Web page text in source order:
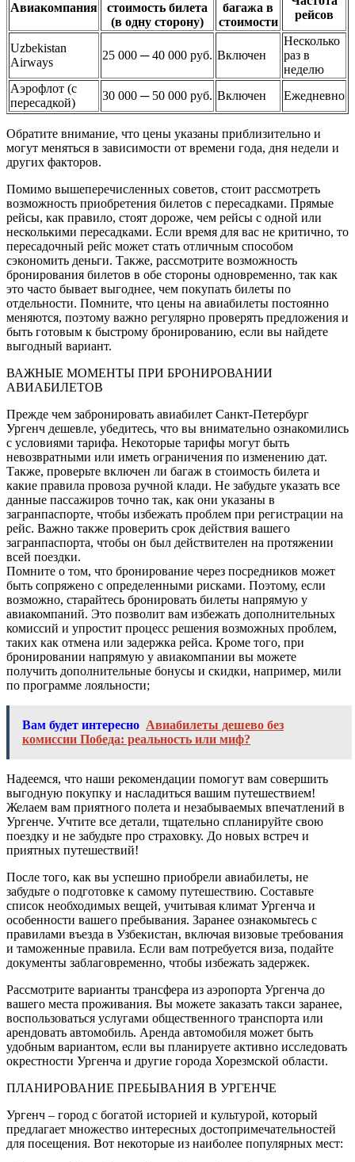
Авиакомпания
стоимость билета
(в одну сторону)
багажа в
стоимости
рейсов
Uzbekistan
Airways
25 000 ─ 40 000 руб. Включен
Несколько
раз в
неделю
Аэрофлот (с
пересадкой)
30 000 ─ 50 000 руб. Включен Ежедневно
Обратите внимание, что цены указаны приблизительно и
могут меняться в зависимости от времени года, дня недели и
других факторов.
Помимо вышеперечисленных советов, стоит рассмотреть
возможность приобретения билетов с пересадками. Прямые
рейсы, как правило, стоят дороже, чем рейсы с одной или
несколькими пересадками. Если время для вас не критично, то
пересадочный рейс может стать отличным способом
сэкономить деньги. Также, рассмотрите возможность
бронирования билетов в обе стороны одновременно, так как
это часто бывает выгоднее, чем покупать билеты по
отдельности. Помните, что цены на авиабилеты постоянно
меняются, поэтому важно регулярно проверять предложения и
быть готовым к быстрому бронированию, если вы найдете
выгодный вариант.
ВАЖНЫЕ МОМЕНТЫ ПРИ БРОНИРОВАНИИ
АВИАБИЛЕТОВ
Прежде чем забронировать авиабилет Санкт-Петербург
Ургенч дешевле, убедитесь, что вы внимательно ознакомились
с условиями тарифа. Некоторые тарифы могут быть
невозвратными или иметь ограничения по изменению дат.
Также, проверьте включен ли багаж в стоимость билета и
какие правила провоза ручной клади. Не забудьте указать все
данные пассажиров точно так, как они указаны в
загранпаспорте, чтобы избежать проблем при регистрации на
рейс. Важно также проверить срок действия вашего
загранпаспорта, чтобы он был действителен на протяжении
всей поездки.
Помните о том, что бронирование через посредников может
быть сопряжено с определенными рисками. Поэтому, если
возможно, старайтесь бронировать билеты напрямую у
авиакомпаний. Это позволит вам избежать дополнительных
комиссий и упростит процесс решения возможных проблем,
таких как отмена или задержка рейса. Кроме того, при
бронировании напрямую у авиакомпании вы можете
получить дополнительные бонусы и скидки, например, мили
по программе лояльности;
Вам будет интересно Авиабилеты дешево без
комиссии Победа: реальность или миф?
Надеемся, что наши рекомендации помогут вам совершить
выгодную покупку и насладиться вашим путешествием!
Желаем вам приятного полета и незабываемых впечатлений в
Ургенче. Учтите все детали, тщательно спланируйте свою
поездку и не забудьте про страховку. До новых встреч и
приятных путешествий!
После того, как вы успешно приобрели авиабилеты, не
забудьте о подготовке к самому путешествию. Составьте
список необходимых вещей, учитывая климат Ургенча и
особенности вашего пребывания. Заранее ознакомьтесь с
правилами въезда в Узбекистан, включая визовые требования
и таможенные правила. Если вам потребуется виза, подайте
документы заблаговременно, чтобы избежать задержек.
Рассмотрите варианты трансфера из аэропорта Ургенча до
вашего места проживания. Вы можете заказать такси заранее,
воспользоваться услугами общественного транспорта или
арендовать автомобиль. Аренда автомобиля может быть
удобным вариантом, если вы планируете активно исследовать
окрестности Ургенча и другие города Хорезмской области.
ПЛАНИРОВАНИЕ ПРЕБЫВАНИЯ В УРГЕНЧЕ
Ургенч – город с богатой историей и культурой, который
предлагает множество интересных достопримечательностей
для посещения. Вот некоторые из наиболее популярных мест: